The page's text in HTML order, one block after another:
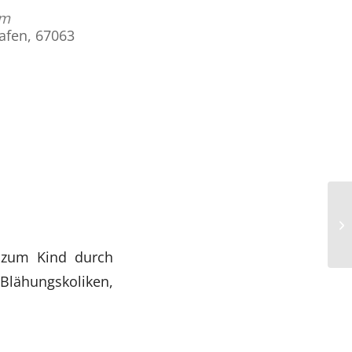
67063
Kind durch